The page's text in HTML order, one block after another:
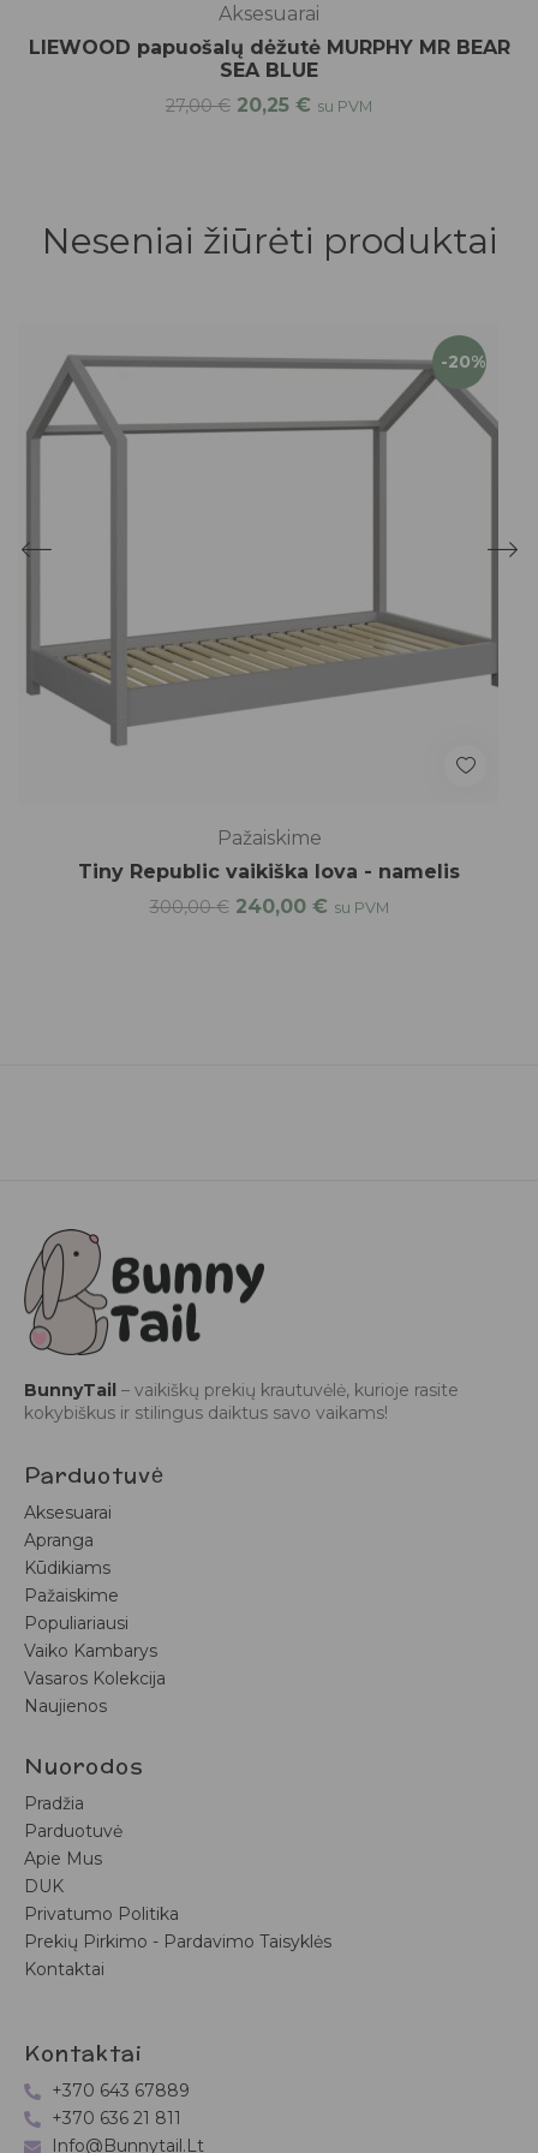
Aksesuarai
LIEWOOD papuošalų dėžutė MURPHY MR BEAR
SEA BLUE
27,00€ 20,25 € su PVM
Neseniai žiūrėti produktai
-20%
Pažaiskime
Tiny Republic vaikiška lova - namelis
300,00€ 240,00 € su PVM
BunnyTail – vaikiškų prekių krautuvėlė, kurioje rasite
kokybiškus ir stilingus daiktus savo vaikams!
Parduotuvė
Aksesuarai
Apranga
Kūdikiams
Pažaiskime
Populiariausi
Vaiko Kambarys
Vasaros Kolekcija
Naujienos
Nuorodos
Pradžia
Parduotuvė
Apie Mus
DUK
Privatumo Politika
Prekių Pirkimo - Pardavimo Taisyklės
Kontaktai
Kontaktai
+370 643 67889
+370 636 21 811
Info@bunnytail.lt